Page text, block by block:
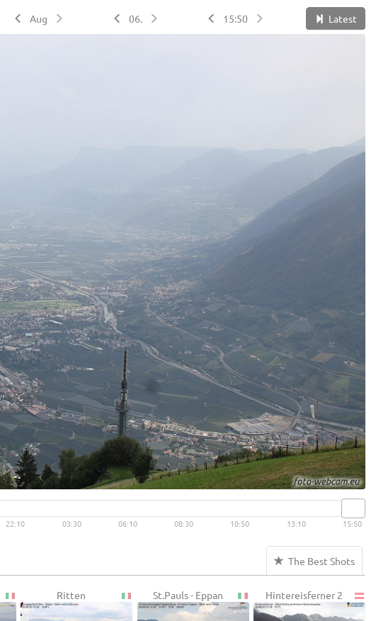
Aug 06. 15:50 Latest
View
22:10 03:30 06:10 08:30 10:50 13:10 15:50
The Best Shots
Ritten St.Pauls - Eppan Hintereisferner 2